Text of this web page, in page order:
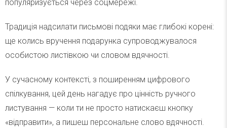
популяризується через соцмережі.
Традиція надсилати письмові подяки має глибокі корені:
ще колись вручення подарунка супроводжувалося
особистою листівкою чи словом вдячності.
У сучасному контексті, з поширенням цифрового
спілкування, цей день нагадує про цінність ручного
листування — коли ти не просто натискаєш кнопку
«відправити», а пишеш персональне слово вдячності.